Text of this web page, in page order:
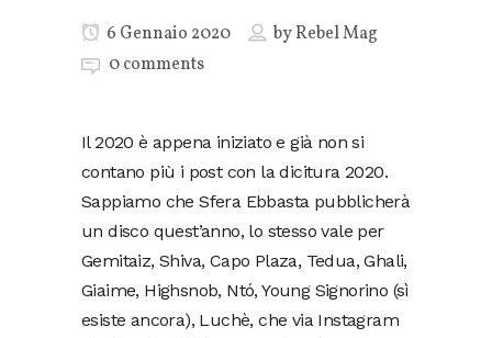
6 Gennaio 2020 byRebel Mag
0 comments
Il 2020 è appena iniziato e già non si
contano più i post con la dicitura 2020.
Sappiamo che Sfera Ebbasta pubblicherà
un disco quest’anno, lo stesso vale per
Gemitaiz, Shiva, Capo Plaza, Tedua, Ghali,
Giaime, Highsnob, Ntó, Young Signorino (sì
esiste ancora), Luchè, che via Instagram